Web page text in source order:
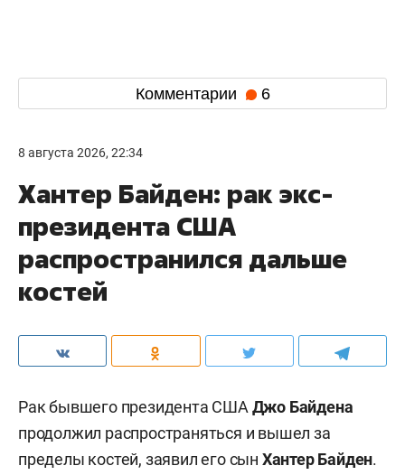
Комментарии 6
8 августа 2026, 22:34
Хантер Байден: рак экс-
президента США
распространился дальше
костей
Рак бывшего президента СШАДжо Байдена
продолжил распространяться и вышел за
пределы костей, заявил его сын Хантер Байден.